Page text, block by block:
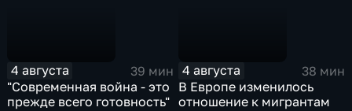
4 августа
39 мин
"Современная война - это
прежде всего готовность"
4 августа
38 мин
В Европе изменилось
отношение к мигрантам